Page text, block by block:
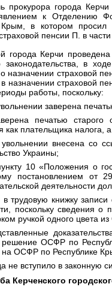
прокурора города
к Отделению
Крым, в котором
пенсии П. в
города Керчи
законодательства, в
назначении страховой
назначении страховой
работы, поскольку:
заверена
печатью
как плательщика
внесена со
Украины;
10 «Положения о
постановлением от
деятельности
трудовую книжку
поскольку сведения
ручкой одного цвета
ОСФР по
на ОСФР по Республике
не вступило в законную
Керченского